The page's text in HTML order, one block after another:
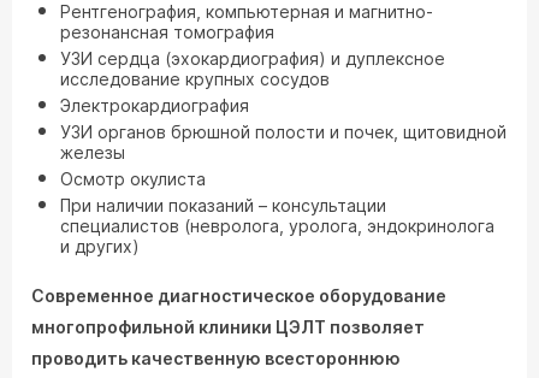
Рентгенография, компьютерная и магнитно-
резонансная томография
УЗИ сердца (эхокардиография) и дуплексное
исследование крупных сосудов
Электрокардиография
УЗИ органов брюшной полости и почек, щитовидной
железы
Осмотр окулиста
При наличии показаний – консультации
специалистов (невролога, уролога, эндокринолога
и других)
Современное диагностическое оборудование
многопрофильной клиники ЦЭЛТ позволяет
проводить качественную всестороннюю